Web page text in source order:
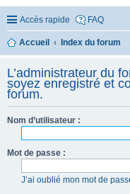
Accès rapide FAQ
Accueil Index du forum
L’administrateur du
soyez enregistré et
forum.
Nom d’utilisateur :
Mot de passe :
J’ai oublié mon mot de